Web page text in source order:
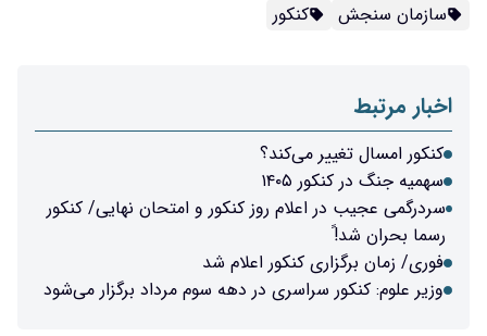
سازمان سنجش کنکور
اخبار مرتبط
کنکور امسال تغییر می‌کند؟
سهمیه جنگ در کنکور ۱۴۰۵
سردرگمی عجیب در اعلام روز کنکور و امتحان نهایی/ کنکور
رسما بحران شد!ً
فوری/ زمان برگزاری کنکور اعلام شد
وزیر علوم: کنکور سراسری در دهه سوم مرداد برگزار می‌شود